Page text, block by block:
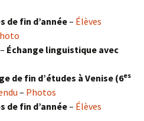
de fin d’année– Élèves
Échange linguistique avec
de fin d’études à Venise (6es
– Photos
de fin d’année– Élèves